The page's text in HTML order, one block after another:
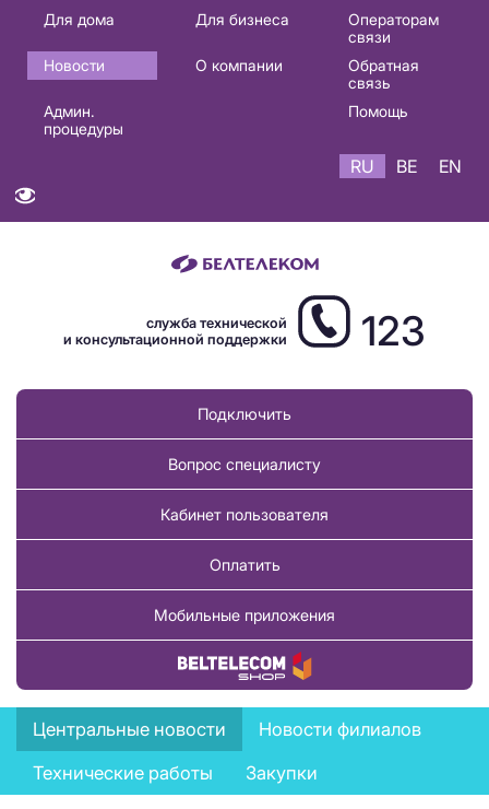
Основная
навигация
RU
Для дома Для бизнеса
Операторам
связи
Новости
О компании
Обратная
связь
Админ.
процедуры
Помощь
RU BE EN
служба технической
и консультационной поддержки
123
Подключить
Вопрос специалисту
Кабинет пользователя
Оплатить
Мобильные приложения
Купить товар
News
menu
Центральные новости
Новости филиалов
Технические работы
Закупки